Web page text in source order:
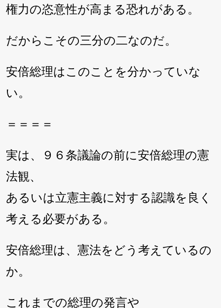
権力の恣意性が高まる恐れがある。
だからこその三分の二なのだ。
安倍総理はこのことを分かっていな
い。
＝＝＝＝
実は、９６条議論の前に安倍総理の憲
法観、
あるいは立憲主義に対する認識を良く
考える必要がある。
安倍総理は、憲法をどう考えているの
か。
これまでの総理の発言や